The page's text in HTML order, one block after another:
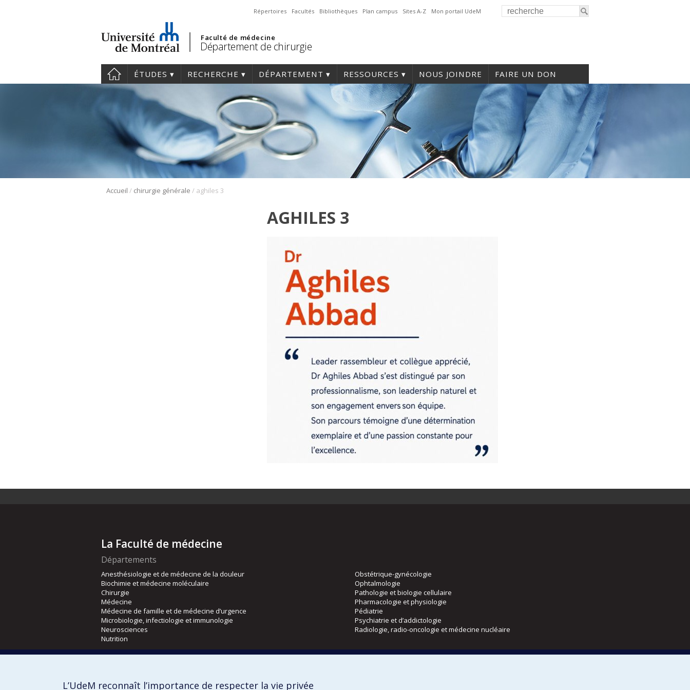
Répertoires Facultés Bibliothèques Plan campus Sites A-Z Mon portail UdeM
Faculté de médecine
Département de chirurgie
ÉTUDES RECHERCHE DÉPARTEMENT RESSOURCES NOUS JOINDRE FAIRE UN DON
Accueil / chirurgie générale / aghiles 3
AGHILES 3
La Faculté de médecine
Départements
Anesthésiologie et de médecine de la douleur
Biochimie et médecine moléculaire
Chirurgie
Médecine
Médecine de famille et de médecine d’urgence
Microbiologie, infectiologie et immunologie
Neurosciences
Nutrition
Obstétrique-gynécologie
Ophtalmologie
Pathologie et biologie cellulaire
Pharmacologie et physiologie
Pédiatrie
Psychiatrie et d’addictologie
Radiologie, radio-oncologie et médecine nucléaire
Orthophonie et audiologie
L’UdeM reconnaît l’importance de respecter la vie privée